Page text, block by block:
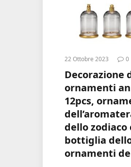
22 Ottobre 2023 0
Decorazione
ornamenti
12pcs,
dello zodiaco
bottiglia
ornamenti